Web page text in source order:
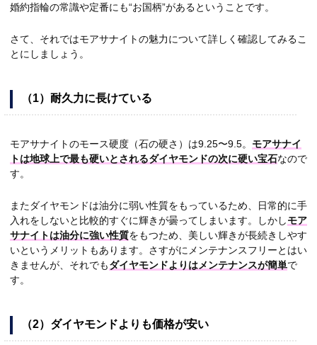
婚約指輪の常識や定番にも“お国柄”があるということです。
さて、それではモアサナイトの魅力について詳しく確認してみるこ
とにしましょう。
（1）耐久力に長けている
モアサナイトのモース硬度（石の硬さ）は9.25〜9.5。 モアサナイ
トは地球上で最も硬いとされるダイヤモンドの次に硬い宝石なので
す。
またダイヤモンドは油分に弱い性質をもっているため、日常的に手
入れをしないと比較的すぐに輝きが曇ってしまいます。しかしモア
サナイトは油分に強い性質をもつため、美しい輝きが長続きしやす
いというメリットもあります。さすがにメンテナンスフリーとはい
きませんが、それでもダイヤモンドよりはメンテナンスが簡単で
す。
（2）ダイヤモンドよりも価格が安い